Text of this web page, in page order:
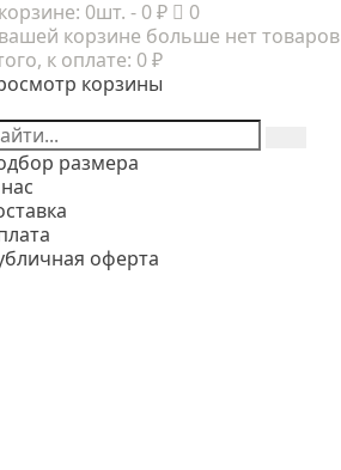
0шт. - 0 ₽
0
корзине больше нет товаров
к оплате: 0 ₽
корзины
размера
оферта